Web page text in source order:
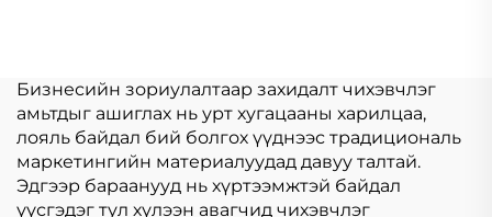
ногоон амтит
гэрэлтүүлэгчидтэй
зориулсан
Бизнесийн зориулалтаар захидалт чихэвчлэг
амьтдыг ашиглах нь урт хугацааны харилцаа,
лояль байдал бий болгох үүднээс традициональ
маркетингийн материалуудад давуу талтай.
Эдгээр бараанууд нь хүртээмжтэй байдал
үүсгэдэг тул хүлээн авагчид чихэвчлэг